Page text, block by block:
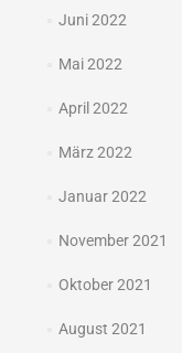
Juni 2022
Mai 2022
April 2022
März 2022
Januar 2022
November 2021
Oktober 2021
August 2021